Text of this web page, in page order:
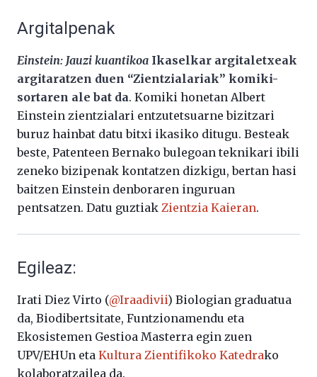
Argitalpenak
Einstein: Jauzi kuantikoa Ikaselkar argitaletxeak
argitaratzen duen “Zientzialariak” komiki-
sortaren ale bat da. Komiki honetan Albert
Einstein zientzialari entzutetsuarne bizitzari
buruz hainbat datu bitxi ikasiko ditugu. Besteak
beste, Patenteen Bernako bulegoan teknikari ibili
zeneko bizipenak kontatzen dizkigu, bertan hasi
baitzen Einstein denboraren inguruan
pentsatzen. Datu guztiak Zientzia Kaieran.
Egileaz:
Irati Diez Virto (@Iraadivii) Biologian graduatua
da, Biodibertsitate, Funtzionamendu eta
Ekosistemen Gestioa Masterra egin zuen
UPV/EHUn eta Kultura Zientifikoko Katedrako
kolaboratzailea da.